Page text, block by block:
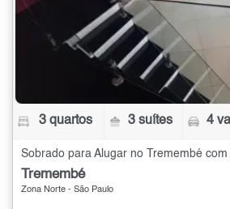
3 quartos 3 suítes 4
Sobrado para Alugar no Tremembé
Tremembé
Zona Norte - São Paulo